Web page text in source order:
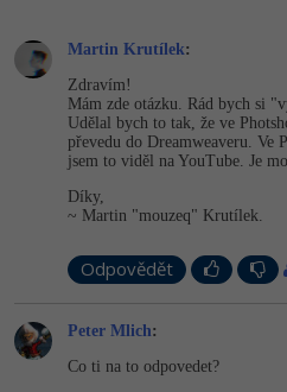
Spring
Best practices
MySQL/MariaDB
Tester
Systémový
Grafik / UX/UI návrhář
3D grafik
Projektový manažer
Databázový analytik
Copywriter
Swift
Kotlin -80%
C -80%
VB.NET
SQL
Návrh SW
Algoritmy -41%
UX
Business
Kryptoměny -25%
Copywriting -30%
MS Office -80%
Google Dokumenty
Adobe InDesign
Adobe After Effects
Blender -80%
Inkscape
Fotografování -80%
Video
Martin Krutílek:
Zdravím!
Mám zde otázku. Rád bych si
Udělal bych to tak, že ve
převedu do Dreamweaveru. Ve
jsem to viděl na YouTube. Je
Díky,
~ Martin "mouzeq" Krutílek.
Odpovědět
Peter Mlich:
Co ti na to odpovedet?